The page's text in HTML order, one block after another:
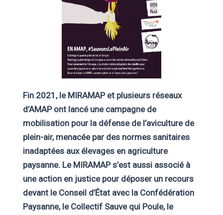
Fin 2021, le MIRAMAP et plusieurs réseaux
d’AMAP ont lancé une campagne de
mobilisation pour la défense de l’aviculture de
plein-air, menacée par des normes sanitaires
inadaptées aux élevages en agriculture
paysanne. Le MIRAMAP s’est aussi associé à
une action en justice pour déposer un recours
devant le Conseil d’État avec la Confédération
Paysanne, le Collectif Sauve qui Poule, le